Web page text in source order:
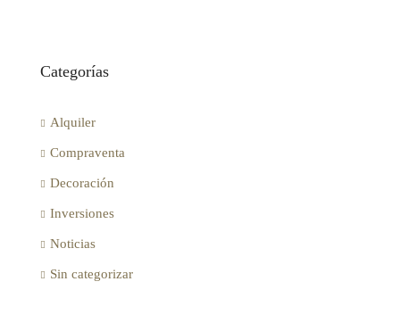
Categorías
Alquiler
Compraventa
Decoración
Inversiones
Noticias
Sin categorizar